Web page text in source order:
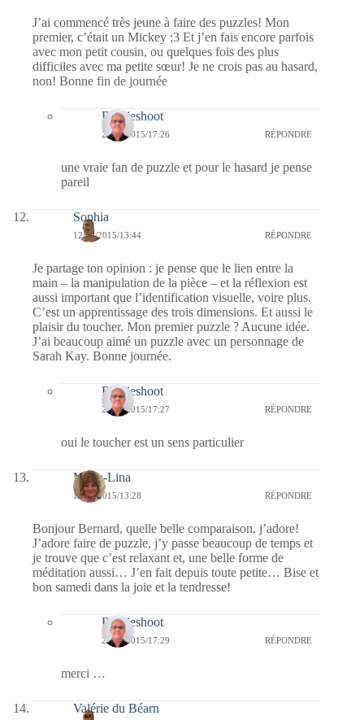
J’ai commencé très jeune à faire des puzzles! Mon
premier, c’était un Mickey ;3 Et j’en fais encore parfois
avec mon petit cousin, ou quelques fois des plus
difficiles avec ma petite sœur! Je ne crois pas au hasard,
non! Bonne fin de journée
Bernieshoot
20/09/2015/17:26 RÉPONDRE
une vraie fan de puzzle et pour le hasard je pense
pareil
Sophia
12/09/2015/13:44 RÉPONDRE
Je partage ton opinion : je pense que le lien entre la
main – la manipulation de la pièce – et la réflexion est
aussi important que l’identification visuelle, voire plus.
C’est un apprentissage des trois dimensions. Et aussi le
plaisir du toucher. Mon premier puzzle ? Aucune idée.
J’ai beaucoup aimé un puzzle avec un personnage de
Sarah Kay. Bonne journée.
Bernieshoot
20/09/2015/17:27 RÉPONDRE
oui le toucher est un sens particulier
Maria-Lina
12/09/2015/13:28 RÉPONDRE
Bonjour Bernard, quelle belle comparaison, j’adore!
J’adore faire de puzzle, j’y passe beaucoup de temps et
je trouve que c’est relaxant et, une belle forme de
méditation aussi… J’en fait depuis toute petite… Bise et
bon samedi dans la joie et la tendresse!
Bernieshoot
20/09/2015/17:29 RÉPONDRE
merci …
Valérie du Béarn